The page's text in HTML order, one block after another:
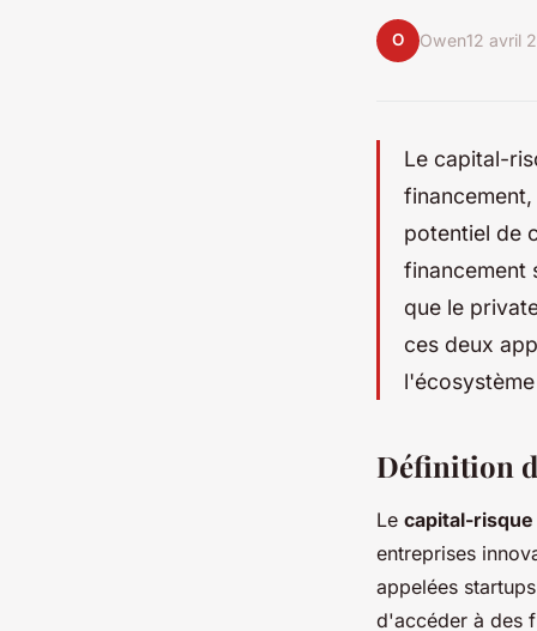
O Owen12 avril
Le capital-
potentiel de
financement
que le
ces deux
Définition
Le capital-risque
entreprises
appelées
d'accéder à des